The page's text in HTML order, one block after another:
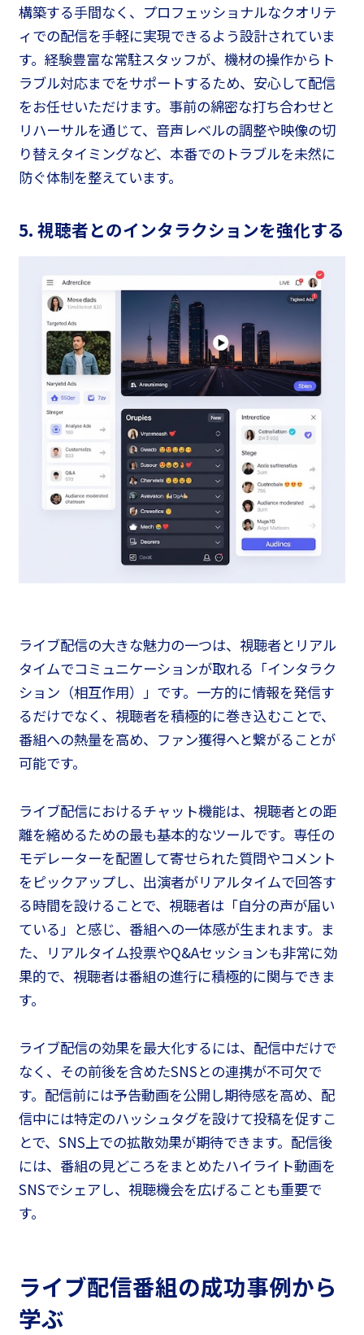
構築する手間なく、プロフェッショナルなクオリテ
ィでの配信を手軽に実現できるよう設計されていま
す。経験豊富な常駐スタッフが、機材の操作からト
ラブル対応までをサポートするため、安心して配信
をお任せいただけます。事前の綿密な打ち合わせと
リハーサルを通じて、音声レベルの調整や映像の切
り替えタイミングなど、本番でのトラブルを未然に
防ぐ体制を整えています。
5. 視聴者とのインタラクションを強化する
ライブ配信の大きな魅力の一つは、視聴者とリアル
タイムでコミュニケーションが取れる「インタラク
ション（相互作用）」です。一方的に情報を発信す
るだけでなく、視聴者を積極的に巻き込むことで、
番組への熱量を高め、ファン獲得へと繋がることが
可能です。
ライブ配信におけるチャット機能は、視聴者との距
離を縮めるための最も基本的なツールです。専任の
モデレーターを配置して寄せられた質問やコメント
をピックアップし、出演者がリアルタイムで回答す
る時間を設けることで、視聴者は「自分の声が届い
ている」と感じ、番組への一体感が生まれます。ま
た、リアルタイム投票やQ&Aセッションも非常に効
果的で、視聴者は番組の進行に積極的に関与できま
す。
ライブ配信の効果を最大化するには、配信中だけで
なく、その前後を含めたSNSとの連携が不可欠で
す。配信前には予告動画を公開し期待感を高め、配
信中には特定のハッシュタグを設けて投稿を促すこ
とで、SNS上での拡散効果が期待できます。配信後
には、番組の見どころをまとめたハイライト動画を
SNSでシェアし、視聴機会を広げることも重要で
す。
ライブ配信番組の成功事例から
学ぶ